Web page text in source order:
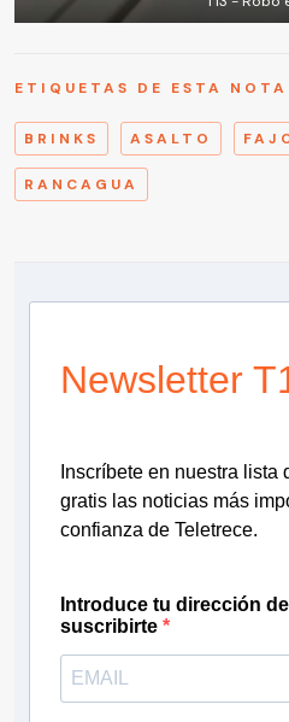
ETIQUETAS DE ESTA NOTA
BRINKS ASALTO
RANCAGUA
Newsletter
Inscríbete en nuestra lista
gratis las noticias más
confianza de Teletrece.
Introduce tu dirección
suscribirte